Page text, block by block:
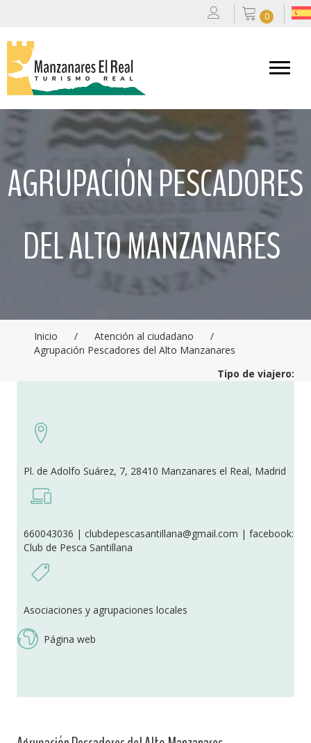
0
AGRUPACIÓN PESCADORES
DEL ALTO MANZANARES
Inicio / Atención al ciudadano
/
Agrupación Pescadores del Alto Manzanares
Tipo de viajero:
Pl. de Adolfo Suárez, 7, 28410 Manzanares el Real, Madrid
660043036 | clubdepescasantillana@gmail.com | facebook:
Club de Pesca Santillana
Asociaciones y agrupaciones locales
Página web